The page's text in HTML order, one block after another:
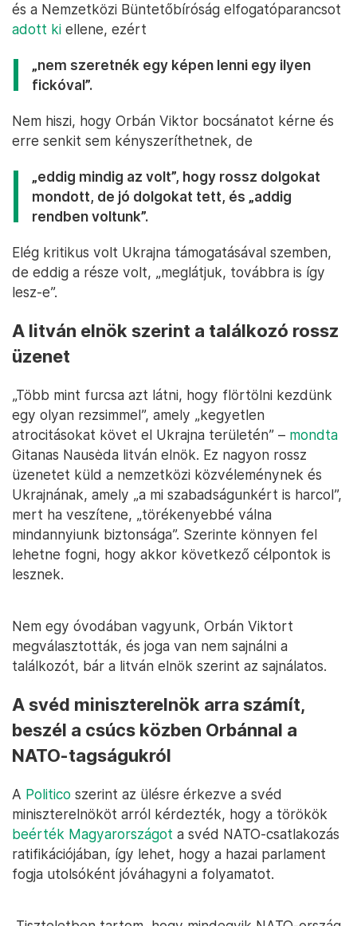
és a Nemzetközi Büntetőbíróság elfogatóparancsot
adott ki ellene, ezért
„nem szeretnék egy képen lenni egy ilyen
fickóval”.
Nem hiszi, hogy Orbán Viktor bocsánatot kérne és
erre senkit sem kényszeríthetnek, de
„eddig mindig az volt”, hogy rossz dolgokat
mondott, de jó dolgokat tett, és „addig
rendben voltunk”.
Elég kritikus volt Ukrajna támogatásával szemben,
de eddig a része volt, „meglátjuk, továbbra is így
lesz-e”.
A litván elnök szerint a találkozó rossz
üzenet
„Több mint furcsa azt látni, hogy flörtölni kezdünk
egy olyan rezsimmel”, amely „kegyetlen
atrocitásokat követ el Ukrajna területén” – mondta
Gitanas Nausėda litván elnök. Ez nagyon rossz
üzenetet küld a nemzetközi közvéleménynek és
Ukrajnának, amely „a mi szabadságunkért is harcol”,
mert ha veszítene, „törékenyebbé válna
mindannyiunk biztonsága”. Szerinte könnyen fel
lehetne fogni, hogy akkor következő célpontok is
lesznek.
Nem egy óvodában vagyunk, Orbán Viktort
megválasztották, és joga van nem sajnálni a
találkozót, bár a litván elnök szerint az sajnálatos.
A svéd miniszterelnök arra számít,
beszél a csúcs közben Orbánnal a
NATO-tagságukról
A Politico szerint az ülésre érkezve a svéd
miniszterelnököt arról kérdezték, hogy a törökök
beérték Magyarországot a svéd NATO-csatlakozás
ratifikációjában, így lehet, hogy a hazai parlament
fogja utolsóként jóváhagyni a folyamatot.